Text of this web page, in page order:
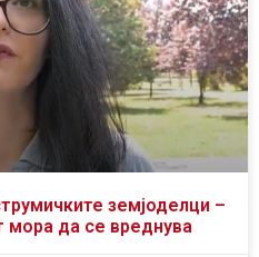
земјоделци –
мора да се вреднува